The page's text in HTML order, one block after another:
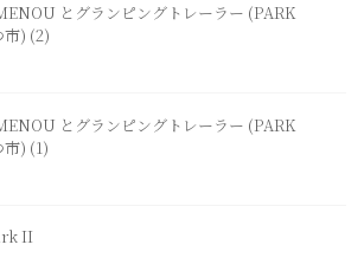
とグランピングトレーラー (PARK
) (2)
とグランピングトレーラー (PARK
) (1)
II